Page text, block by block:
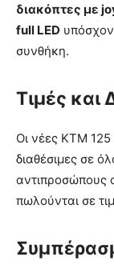
διακόπτες με
full LED
συνθήκη.
Τιμές και
Οι νέες KTM
διαθέσιμες σε
αντιπροσώπους
πωλούνται σε